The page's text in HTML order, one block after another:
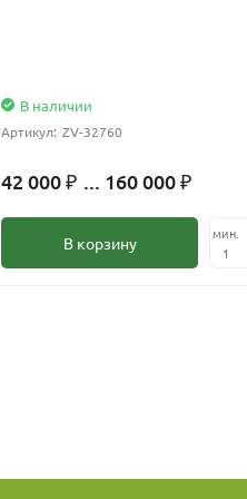
В наличии
Артикул: ZV-32760
42 000₽ ... 160 000₽
В корзину
мин.
1